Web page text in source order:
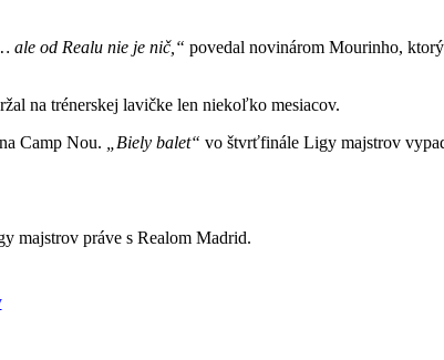
ale od Realu nie je nič,“ povedal novinárom Mourinho,
na trénerskej lavičke len niekoľko mesiacov.
Camp Nou.
„Biely balet“ vo štvrťfinále Ligy majstrov
majstrov práve s Realom Madrid.